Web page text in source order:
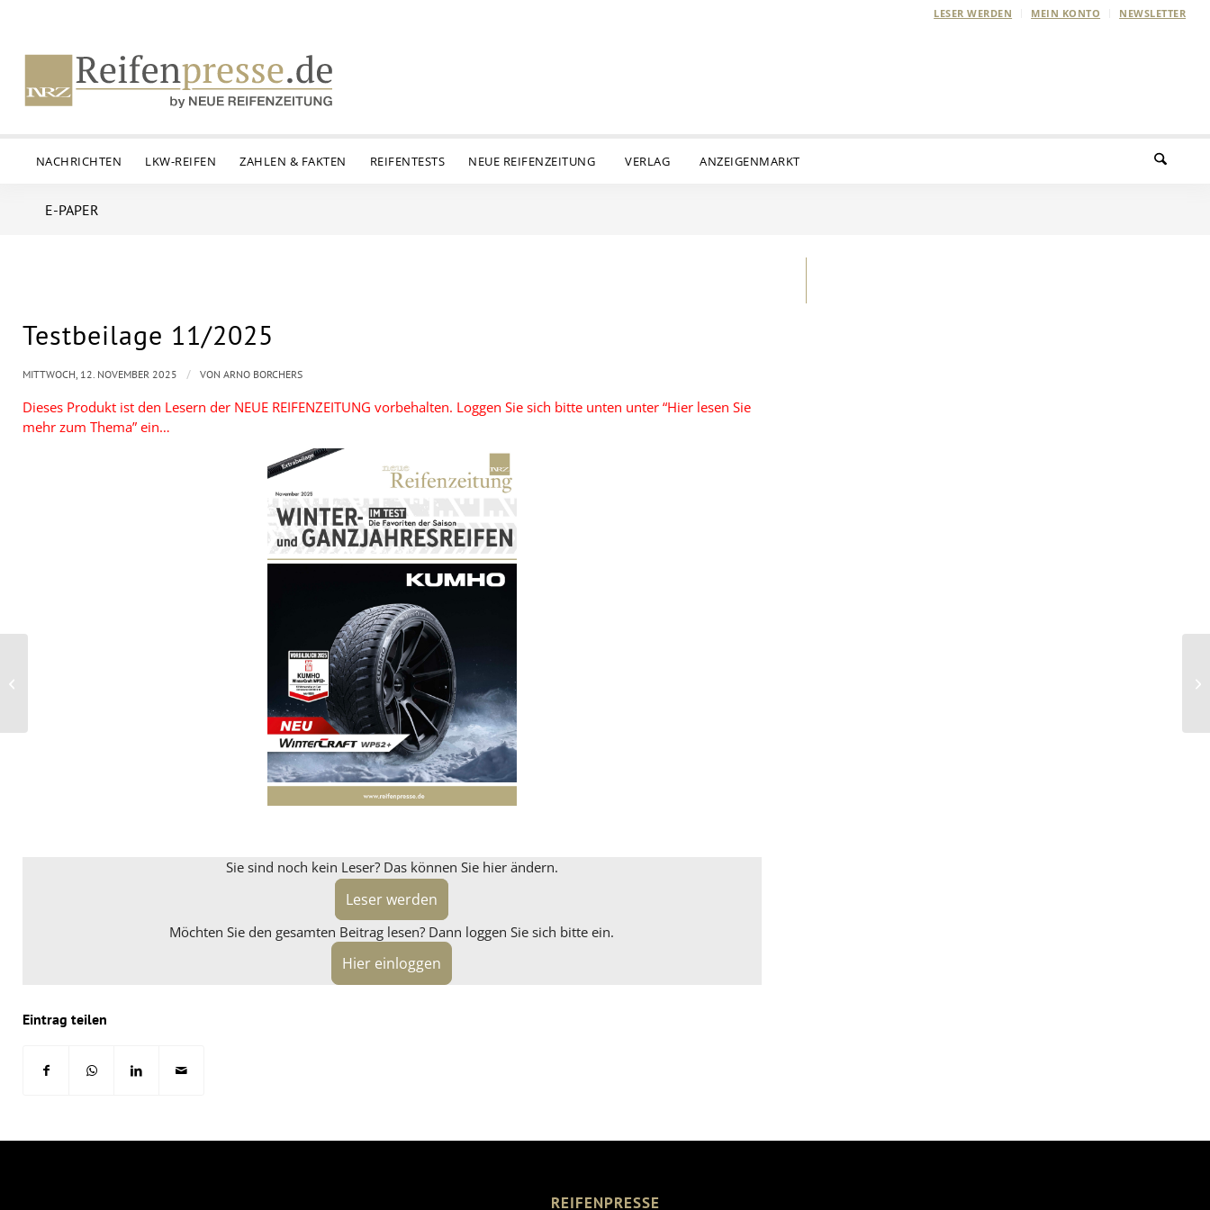
LESER WERDEN MEIN KONTO NEWSLETTER
NACHRICHTEN LKW-REIFEN ZAHLEN & FAKTEN REIFENTESTS NEUE REIFENZEITUNG VERLAG ANZEIGENMARKT
E-PAPER
Testbeilage 11/2025
Dieses Produkt ist den Lesern der NEUE REIFENZEITUNG vorbehalten. Loggen Sie sich bitte unten unter “Hier lesen Sie
mehr zum Thema” ein…
Sie sind noch kein Leser? Das können Sie hier ändern.
Leser werden
Möchten Sie den gesamten Beitrag lesen? Dann loggen Sie sich bitte ein.
Hier einloggen
MITTWOCH, 12. NOVEMBER 2025 / VON ARNO BORCHERS
Eintrag teilen
REIFENPRESSE